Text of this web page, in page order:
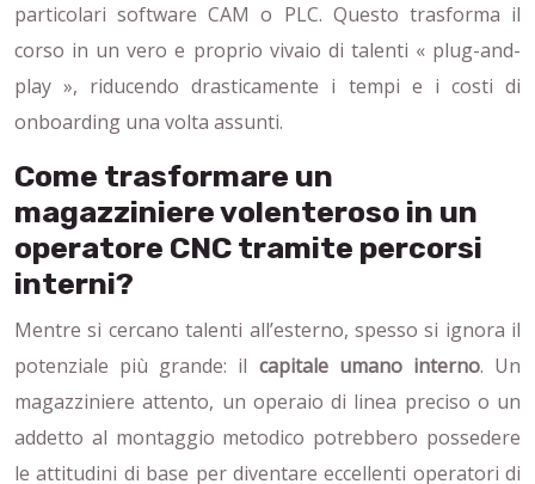
particolari software CAM o PLC. Questo trasforma il
corso in un vero e proprio vivaio di talenti « plug-and-
play », riducendo drasticamente i tempi e i costi di
onboarding una volta assunti.
Come trasformare un
magazziniere volenteroso in un
operatore CNC tramite percorsi
interni?
Mentre si cercano talenti all’esterno, spesso si ignora il
potenziale più grande: il capitale umano interno. Un
magazziniere attento, un operaio di linea preciso o un
addetto al montaggio metodico potrebbero possedere
le attitudini di base per diventare eccellenti operatori di